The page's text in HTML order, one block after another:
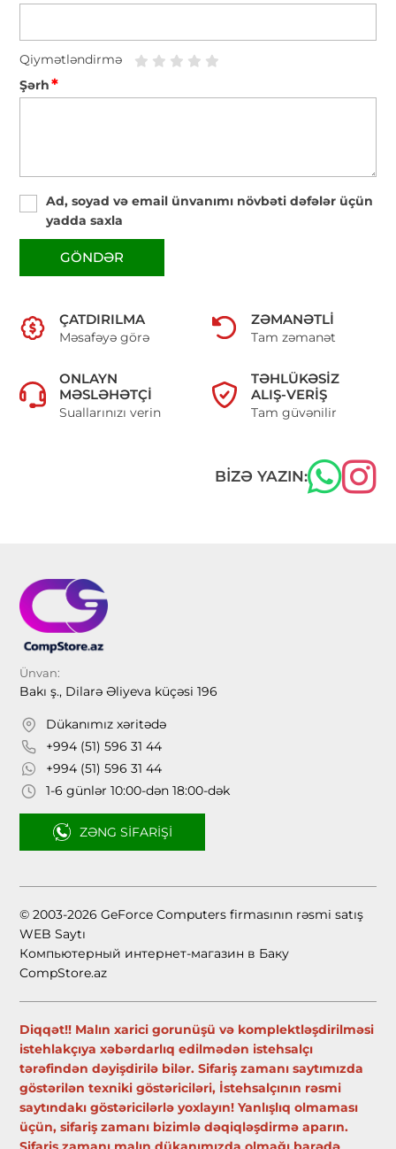
Qiymətləndirmə
Şərh*
Ad, soyad və email ünvanımı növbəti dəfələr üçün
yadda saxla
GÖNDƏR
ÇATDIRILMA
Məsafəyə görə
ZƏMANƏTLI
Tam zəmanət
ONLAYN
MƏSLƏHƏTÇI
Suallarınızı verin
TƏHLÜKƏSIZ
ALIŞ-VERIŞ
Tam güvənilir
BIZƏ YAZIN:
Ünvan:
Bakı ş., Dilarə Əliyeva küçəsi 196
Dükanımız xəritədə
+994 (51) 596 31 44
+994 (51) 596 31 44
1-6 günlər 10:00-dən 18:00-dək
ZƏNG SIFARIŞI
© 2003-2026 GeForce Computers firmasının rəsmi satış
WEB Saytı
Компьютерный интернет-магазин в Баку
CompStore.az
Diqqət!! Malın xarici gorunüşü və komplektləşdirilməsi
istehlakçıya xəbərdarlıq edilmədən istehsalçı
tərəfindən dəyişdirilə bilər. Sifariş zamanı saytımızda
göstərilən texniki göstəriciləri, İstehsalçının rəsmi
saytındakı göstəricilərlə yoxlayın! Yanlışlıq olmaması
üçün, sifariş zamanı bizimlə dəqiqləşdirmə aparın.